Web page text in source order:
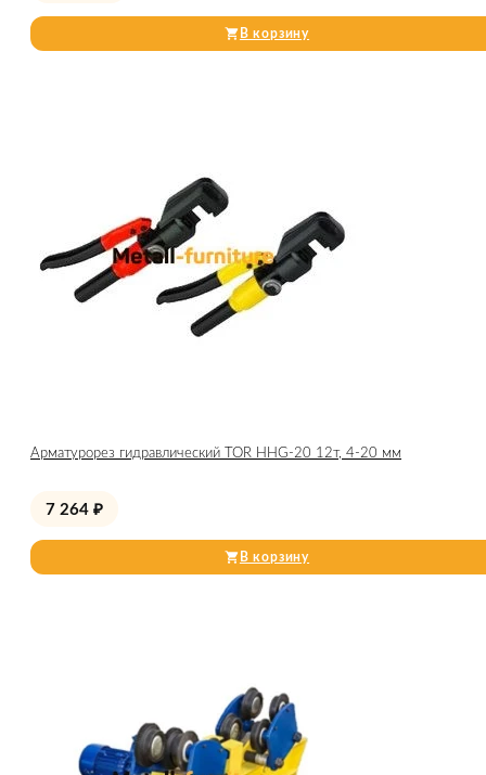
В корзину
Арматурорез гидравлический TOR HHG-20 12т, 4-20 мм
7 264 ₽
В корзину